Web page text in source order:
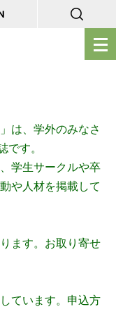
メ
ニ
開
は、学外のみなさ
です。
学生サークルや卒
や人材を掲載して
ます。 お取り寄せ
ています。申込方